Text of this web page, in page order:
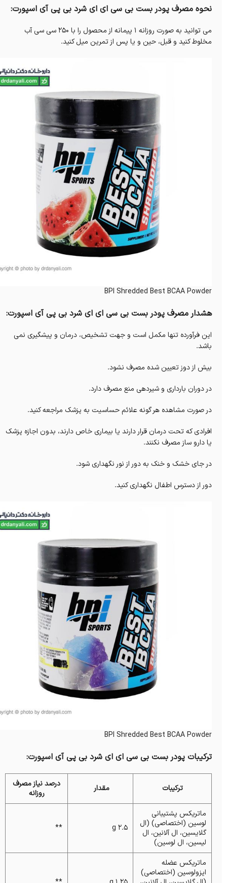
نحوه مصرف پودر بست بی سی ای ای شرد بی پی آی اسپورت:
می توانید به صورت روزانه 1 پیمانه از محصول را با 250 سی سی آب
مخلوط کنید و قبل، حین و یا پس از تمرین میل کنید.
BPI Shredded Best BCAA Powder
هشدار مصرف پودر بست بی سی ای ای شرد بی پی آی اسپورت:
این فرآورده تنها مکمل است و جهت تشخیص، درمان و پیشگیری نمی
باشد.
بیش از دوز تعیین شده مصرف نشود.
در دوران بارداری و شیردهی منع مصرف دارد.
در صورت مشاهده هر گونه علائم حساسیت به پزشک مراجعه کنید.
افرادی که تحت درمان قرار دارند یا بیماری خاص دارند، بدون اجازه پزشک
یا دارو ساز مصرف نکنند.
در جای خشک و خنک به دور از نور نگهداری شود.
دور از دسترس اطفال نگهداری کنید.
BPI Shredded Best BCAA Powder
ترکیبات پودر بست بی سی ای ای شرد بی پی آی اسپورت:
ترکیبات مقدار
درصد نیاز مصرف
روزانه
ماتریکس پشتیبانی
لوسین (اختصاصی) (ال
گلایسین، ال آلانین، ال
لیسین، ال لوسین)
2.5 g
**
ماتریکس عضله
ایزولوسین (اختصاصی)